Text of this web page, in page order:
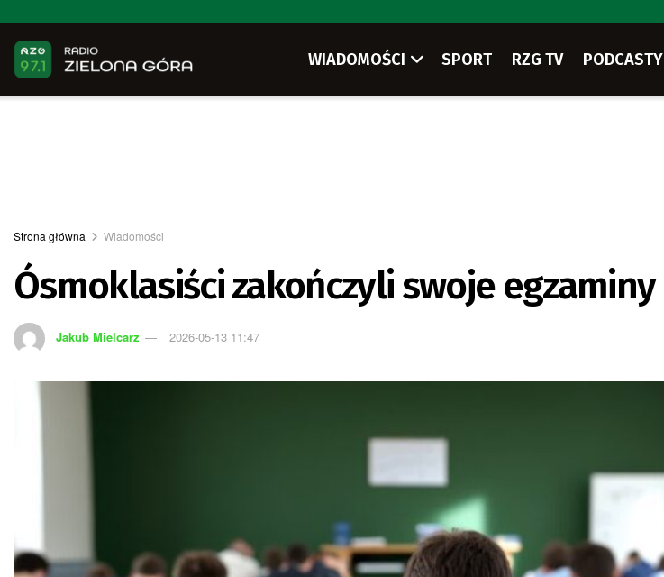
WIADOMOŚCI SPORT RZG TV PODCASTY
Strona główna Wiadomości
Ósmoklasiści zakończyli swoje egzaminy
Jakub Mielcarz 2026-05-13 11:47